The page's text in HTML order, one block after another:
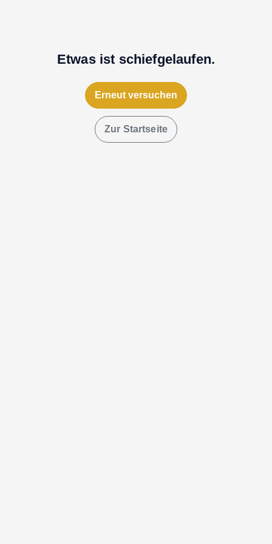
Etwas ist schiefgelaufen.
Erneut versuchen
Zur Startseite